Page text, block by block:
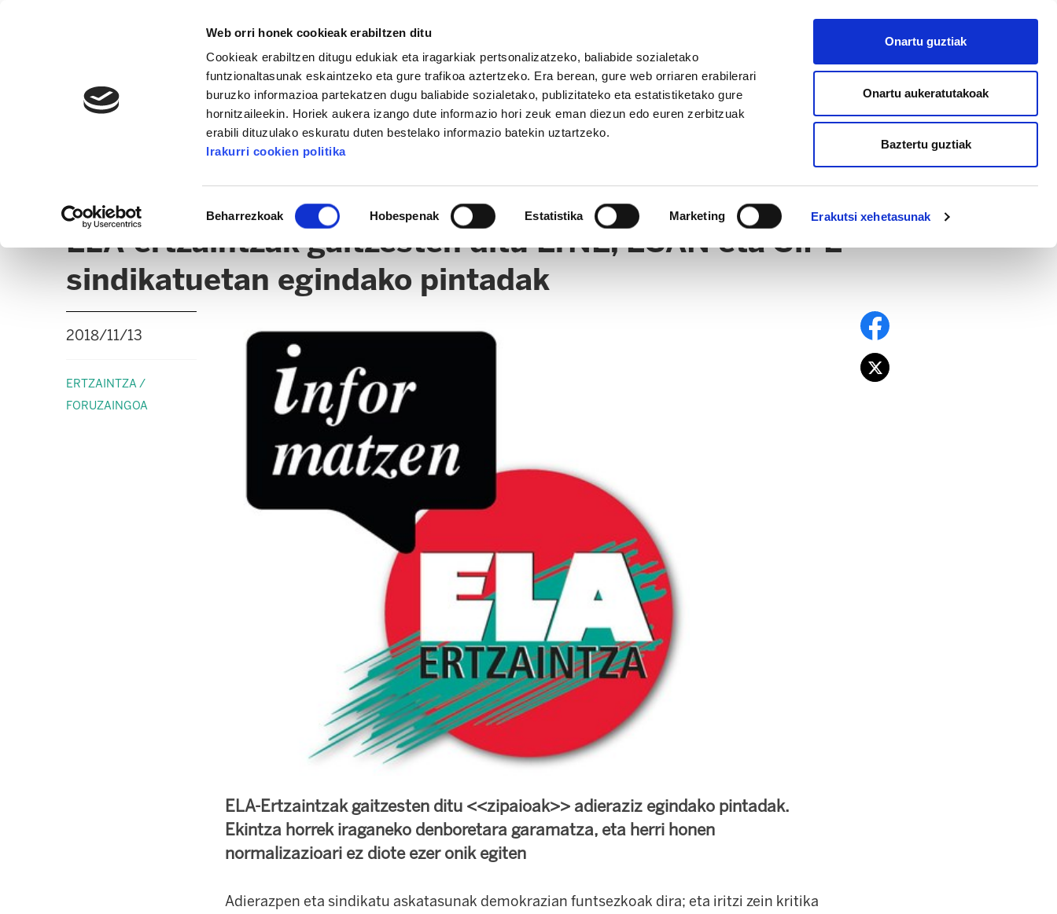
Web orri honek cookieak erabiltzen ditu
Cookieak erabiltzen ditugu edukiak eta iragarkiak pertsonalizatzeko, baliabide sozialetako
funtzionaltasunak eskaintzeko eta gure trafikoa aztertzeko. Era berean, gure web orriaren erabilerari
buruzko informazioa partekatzen dugu baliabide sozialetako, publizitateko eta estatistiketako gure
hornitzaileekin. Horiek aukera izango dute informazio hori zeuk eman diezun edo euren zerbitzuak
erabili dituzulako eskuratu duten bestelako informazio batekin uztartzeko.
Irakurri cookien politika
Beharrezkoak Hobespenak Estatistika Marketing Erakutsi xehetasunak
Onartu guztiak
Onartu aukeratutakoak
Baztertu guztiak
AFILIATU
ERTZAINTZA / FORUZAINGOA
ELA-ertzaintzak gaitzesten ditu ErNE, ESAN eta SiPE
sindikatuetan egindako pintadak
2018/11/13
ERTZAINTZA /
FORUZAINGOA
ELA-Ertzaintzak gaitzesten ditu <<zipaioak>> adieraziz egindako pintadak.
Ekintza horrek iraganeko denboretara garamatza, eta herri honen
normalizazioari ez diote ezer onik egiten
Adierazpen eta sindikatu askatasunak demokrazian funtsezkoak dira; eta iritzi zein kritika